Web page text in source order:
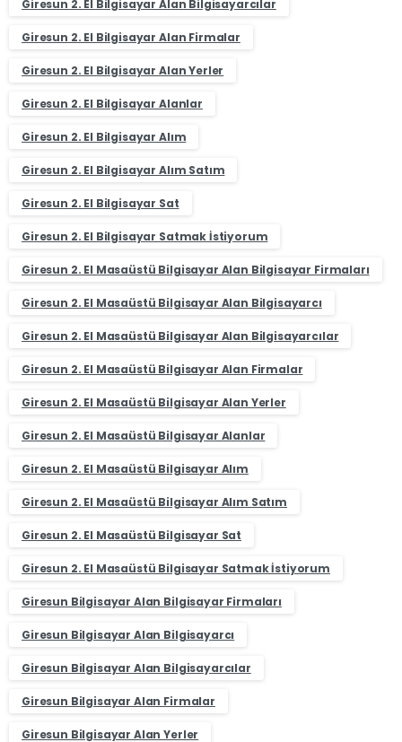
Giresun 2. El Bilgisayar Alan Bilgisayarcılar
Giresun 2. El Bilgisayar Alan Firmalar
Giresun 2. El Bilgisayar Alan Yerler
Giresun 2. El Bilgisayar Alanlar
Giresun 2. El Bilgisayar Alım
Giresun 2. El Bilgisayar Alım Satım
Giresun 2. El Bilgisayar Sat
Giresun 2. El Bilgisayar Satmak İstiyorum
Giresun 2. El Masaüstü Bilgisayar Alan Bilgisayar Firmaları
Giresun 2. El Masaüstü Bilgisayar Alan Bilgisayarcı
Giresun 2. El Masaüstü Bilgisayar Alan Bilgisayarcılar
Giresun 2. El Masaüstü Bilgisayar Alan Firmalar
Giresun 2. El Masaüstü Bilgisayar Alan Yerler
Giresun 2. El Masaüstü Bilgisayar Alanlar
Giresun 2. El Masaüstü Bilgisayar Alım
Giresun 2. El Masaüstü Bilgisayar Alım Satım
Giresun 2. El Masaüstü Bilgisayar Sat
Giresun 2. El Masaüstü Bilgisayar Satmak İstiyorum
Giresun Bilgisayar Alan Bilgisayar Firmaları
Giresun Bilgisayar Alan Bilgisayarcı
Giresun Bilgisayar Alan Bilgisayarcılar
Giresun Bilgisayar Alan Firmalar
Giresun Bilgisayar Alan Yerler